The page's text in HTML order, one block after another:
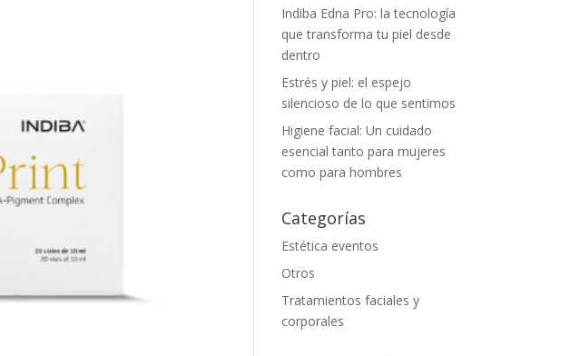
Indiba Edna Pro: la tecnología
que transforma tu piel desde
dentro
Estrés y piel: el espejo
silencioso de lo que sentimos
Higiene facial: Un cuidado
esencial tanto para mujeres
como para hombres
Categorías
Estética eventos
Otros
Tratamientos faciales y
corporales